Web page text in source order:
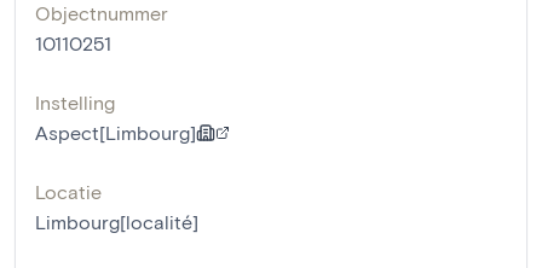
Objectnummer
10110251
Instelling
Aspect[Limbourg]
Locatie
Limbourg[localité]